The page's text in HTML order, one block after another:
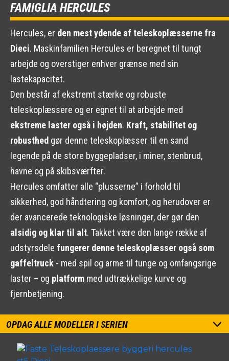
FAMIGLIA HERCULES
Hercules, er den mest ydende af teleskoplæsserne fra
Dieci. Maskinfamilien Hercules er beregnet til tungt
arbejde og overstiger enhver grænse med sin
lastekapacitet.
Den består af ekstremt stærke og robuste
teleskoplæssere og er egnet til at arbejde med
ekstreme laster også i højden. Kraft, stabilitet og
robusthed gør denne teleskoplæsser til en sand
legende på de store byggepladser, i miner, stenbrud,
havne og på skibsværfter.
Hercules omfatter alle “plusserne” i forhold til
sikkerhed, god håndtering og komfort, og herudover er
der avancerede teknologiske løsninger, der gør den
alsidig og klar til alt. Takket være den lange række af
udstyrsdele fungerer denne teleskoplæsser også som
gaffeltruck - med spil og arme til tunge og omfangsrige
laster – og platform med udtrækkelige kurve og
fjernbetjening.
OPDAG ALLE MODELLER I SERIEN